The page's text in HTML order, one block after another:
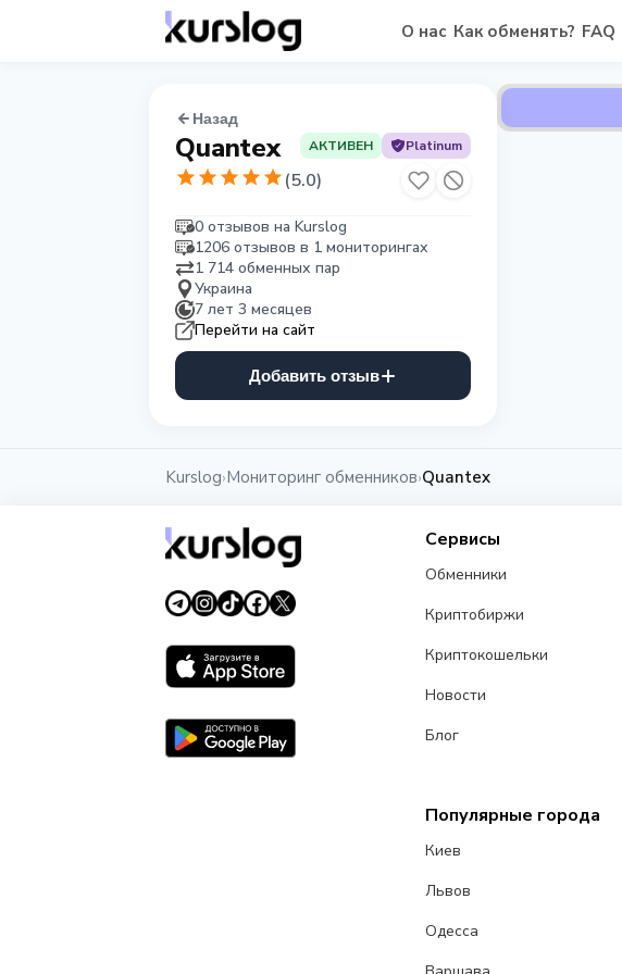
О нас Как обменять? FAQ
Назад
Quantex АКТИВЕН Platinum
(5.0)
0 отзывов на Kurslog
1206 отзывов в 1 мониторингах
1 714 обменных пар
Украина
7 лет 3 месяцев
Перейти на сайт
Добавить отзыв
Kurslog›Мониторинг обменников›Quantex
Сервисы
Обменники
Криптобиржи
Криптокошельки
Новости
Блог
Популярные города
Киев
Львов
Одесса